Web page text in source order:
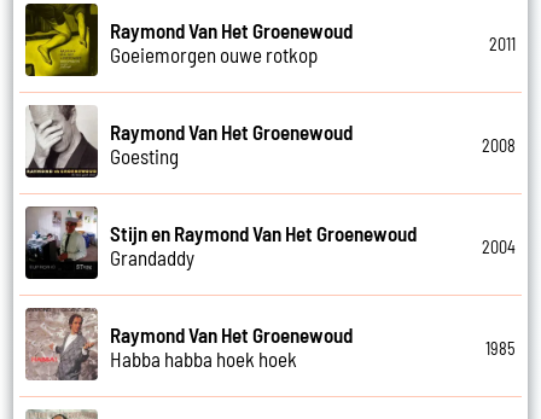
Raymond Van Het Groenewoud
Goeiemorgen ouwe rotkop
2011
Raymond Van Het Groenewoud
Goesting
2008
Stijn en Raymond Van Het Groenewoud
Grandaddy
2004
Raymond Van Het Groenewoud
Habba habba hoek hoek
1985